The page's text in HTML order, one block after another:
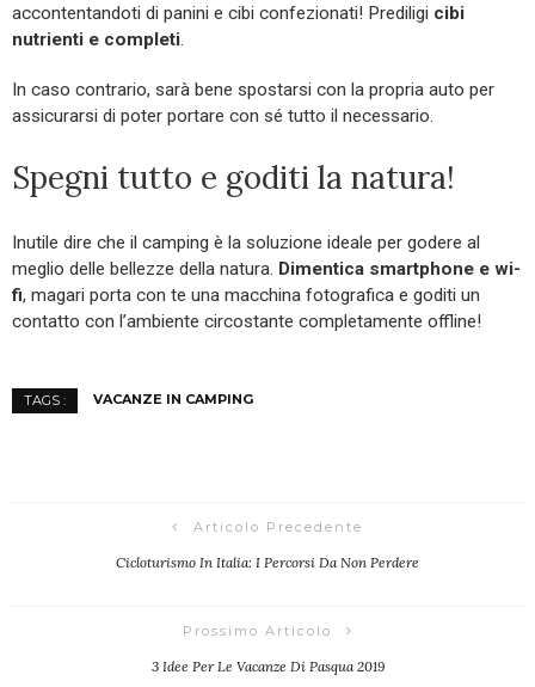
accontentandoti di panini e cibi confezionati! Prediligi cibi
nutrienti e completi.
In caso contrario, sarà bene spostarsi con la propria auto per
assicurarsi di poter portare con sé tutto il necessario.
Spegni tutto e goditi la natura!
Inutile dire che il camping è la soluzione ideale per godere al
meglio delle bellezze della natura. Dimentica smartphone e wi-
fi, magari porta con te una macchina fotografica e goditi un
contatto con l’ambiente circostante completamente offline!
TAGS : VACANZE IN CAMPING
Articolo Precedente
Cicloturismo In Italia: I Percorsi Da Non Perdere
Prossimo Articolo
3 Idee Per Le Vacanze Di Pasqua 2019